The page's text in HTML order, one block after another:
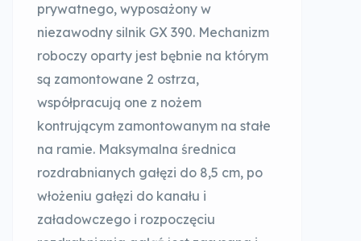
prywatnego, wyposażony w
niezawodny silnik GX 390. Mechanizm
roboczy oparty jest bębnie na którym
są zamontowane 2 ostrza,
współpracują one z nożem
kontrującym zamontowanym na stałe
na ramie. Maksymalna średnica
rozdrabnianych gałęzi do 8,5 cm, po
włożeniu gałęzi do kanału i
załadowczego i rozpoczęciu